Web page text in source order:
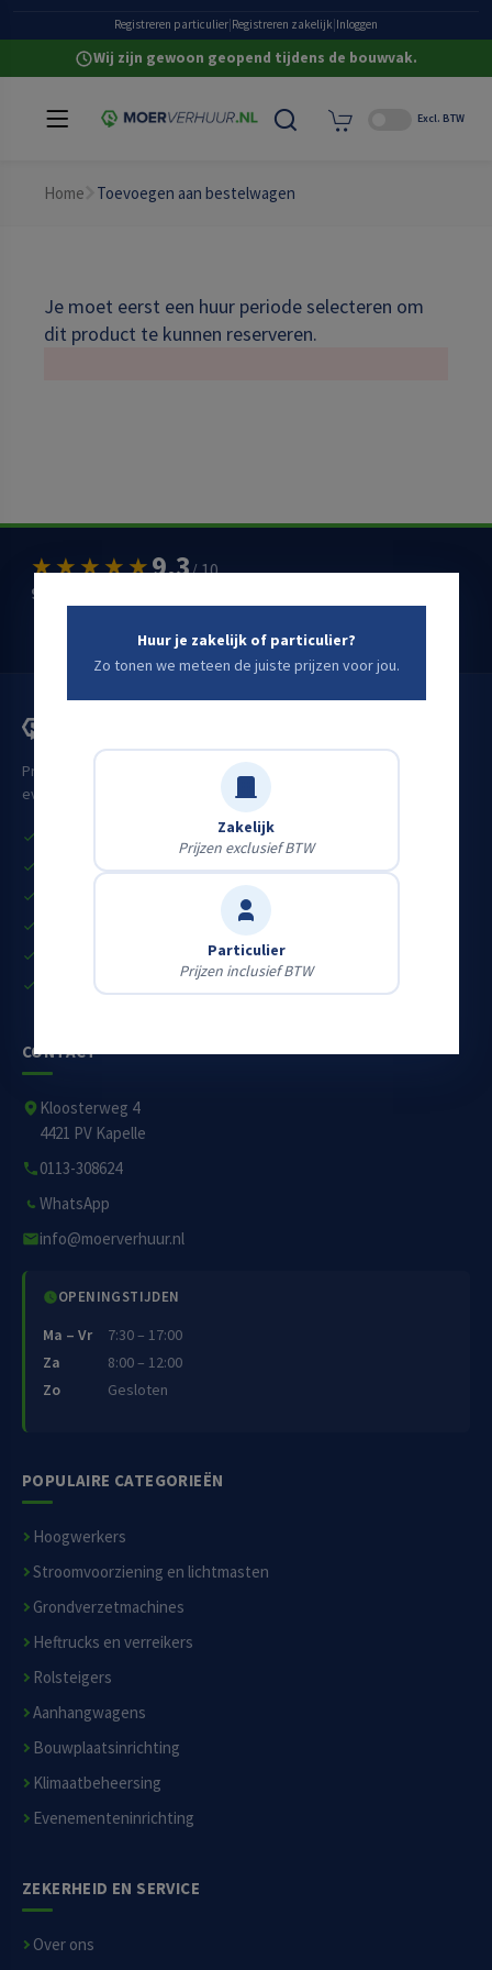
Vandaag huren, vandaag aan de slag
Registreren particulier Registreren zakelijk Inloggen
Wij zijn gewoon geopend tijdens de bouwvak.
Excl. BTW
Home Toevoegen aan bestelwagen
Je moet eerst een huur periode selecteren om
dit product te kunnen reserveren.
★★★★★9,3/ 10
900+ klantbeoordelingen op
Schrijf een Google-review →
Professioneel materieel voor bouw, industrie, infra en
evenementen. Voor zakelijke én particuliere klanten.
Vandaag huren, vandaag aan de slag
Grote eigen voorraad
Gekeurd & startklaar materieel
Eerlijk advies door vakmensen
Particulier én zakelijk
CONTACT
Kloosterweg 4
4421 PV Kapelle
0113-308624
WhatsApp
info@moerverhuur.nl
OPENINGSTIJDEN
Ma – Vr
7:30 – 17:00
Za
8:00 – 12:00
Zo
Gesloten
POPULAIRE CATEGORIEËN
Hoogwerkers
Stroomvoorziening en lichtmasten
Grondverzetmachines
Heftrucks en verreikers
Rolsteigers
Aanhangwagens
Bouwplaatsinrichting
Klimaatbeheersing
Evenementeninrichting
ZEKERHEID EN SERVICE
Over ons
Huur je zakelijk of particulier?
Zo tonen we meteen de juiste prijzen voor jou.
Zakelijk
Prijzen exclusief BTW
Particulier
Prijzen inclusief BTW